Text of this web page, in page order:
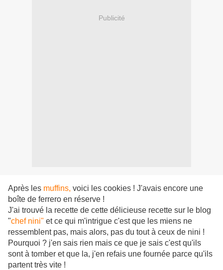
Publicité
Après les muffins, voici les cookies ! J'avais encore une
boîte de ferrero en réserve !
J'ai trouvé la recette de cette délicieuse recette sur le blog
"chef nini" et ce qui m'intrigue c'est que les miens ne
ressemblent pas, mais alors, pas du tout à ceux de nini !
Pourquoi ? j'en sais rien mais ce que je sais c'est qu'ils
sont à tomber et que la, j'en refais une fournée parce qu'ils
partent très vite !